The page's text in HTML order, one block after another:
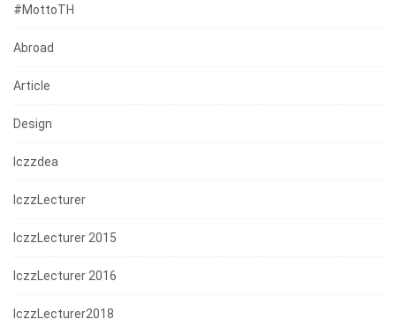
#mottoTH
Abroad
Article
Design
Iczzdea
IczzLecturer
IczzLecturer 2015
IczzLecturer 2016
IczzLecturer2018